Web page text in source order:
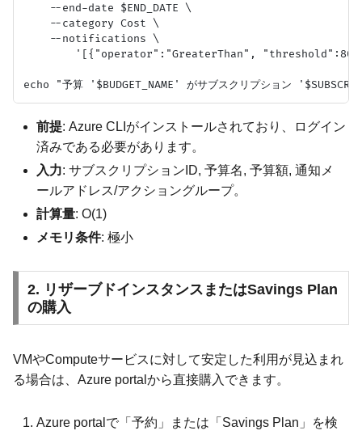
    --end-date $END_DATE \
    --category Cost \
    --notifications \
'[{"operator":"GreaterThan",
前提: Azure CLIがインストールされており、ログイン
済みである必要があります。
入力: サブスクリプションID, 予算名, 予算額, 通知メ
ールアドレス/アクショングループ。
計算量: O(1)
メモリ条件: 極小
2. リザーブドインスタンスまたはSavings Plan
の購入
VMやComputeサービスに対して安定した利用が見込まれ
る場合は、Azure portalから直接購入できます。
Azure portalで「予約」または「Savings Plan」を検